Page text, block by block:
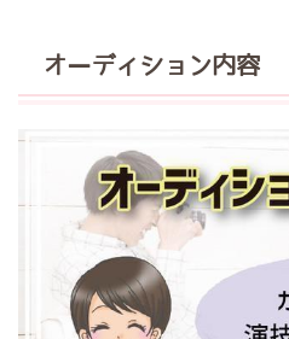
オーディション内容